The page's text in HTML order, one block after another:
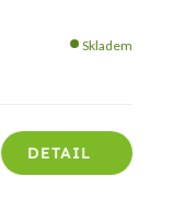
Skladem
DETAIL